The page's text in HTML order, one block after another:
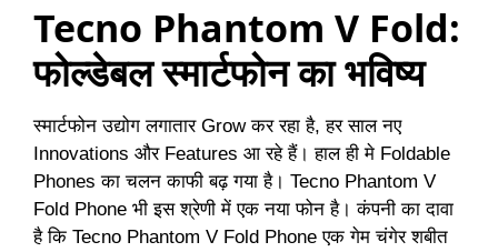
Tecno Phantom V Fold:
फोल्डेबल स्मार्टफोन का भविष्य
स्मार्टफोन उद्योग लगातार Grow कर रहा है, हर साल नए
Innovations और Features आ रहे हैं। हाल ही मे Foldable
Phones का चलन काफी बढ़ गया है। Tecno Phantom V
Fold Phone भी इस श्रेणी में एक नया फोन है। कंपनी का दावा
है कि Tecno Phantom V Fold Phone एक गेम चंगेर शबीत